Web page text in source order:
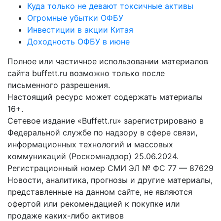
Куда только не девают токсичные активы
Огромные убытки ОФБУ
Инвестиции в акции Китая
Доходность ОФБУ в июне
Полное или частичное использовании материалов
сайта buffett.ru возможно только после
письменного разрешения.
Настоящий ресурс может содержать материалы
16+.
Сетевое издание «Buffett.ru» зарегистрировано в
Федеральной службе по надзору в сфере связи,
информационных технологий и массовых
коммуникаций (Роскомнадзор) 25.06.2024.
Регистрационный номер СМИ ЭЛ № ФС 77 — 87629
Новости, аналитика, прогнозы и другие материалы,
представленные на данном сайте, не являются
офертой или рекомендацией к покупке или
продаже каких-либо активов